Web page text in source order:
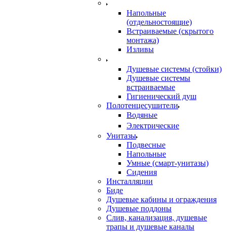
Напольные
(отдельностоящие)
Встраиваемые (скрытого
монтажа)
Изливы
Душевые системы (стойки)
Душевые системы
встраиваемые
Гигиенический душ
Полотенцесушители
ㅤВодяные
ㅤЭлектрические
Унитазы
Подвесные
Напольные
Умные (смарт-унитазы)
Сидения
Инсталляции
Биде
Душевые кабины и ограждения
Душевые поддоны
Слив, канализация, душевые
трапы и душевые каналы